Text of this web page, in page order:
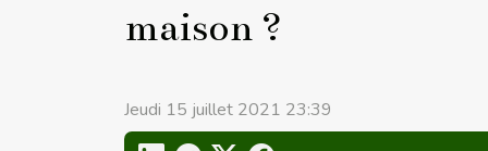
maison ?
Jeudi 15 juillet 2021 23:39